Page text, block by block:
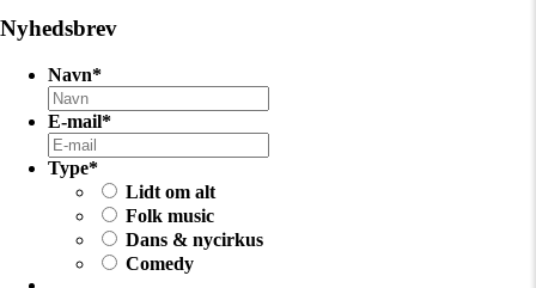
Nyhedsbrev
Navn*
E-mail*
Type*
Lidt om alt
Folk music
Dans & nycirkus
Comedy